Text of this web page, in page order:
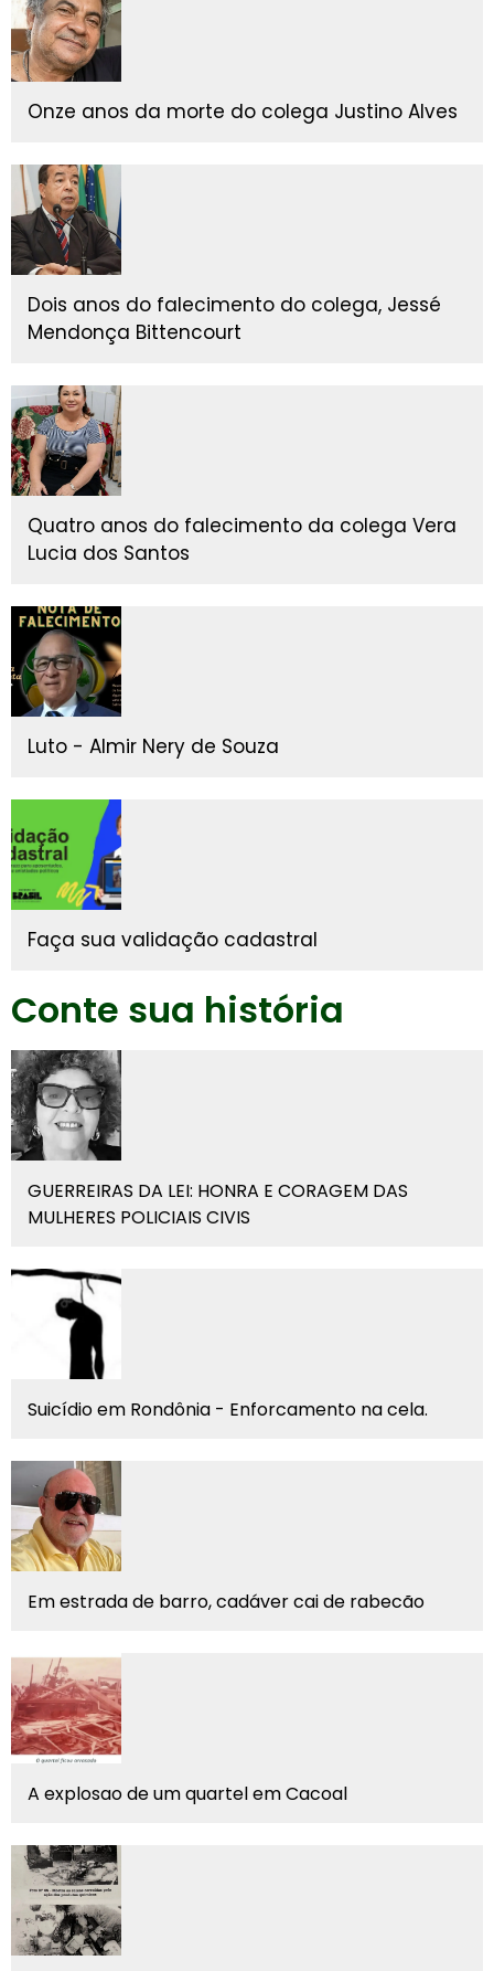
Onze anos da morte do colega Justino Alves
Dois anos do falecimento do colega, Jessé
Mendonça Bittencourt
Quatro anos do falecimento da colega Vera
Lucia dos Santos
Luto - Almir Nery de Souza
Faça sua validação cadastral
Conte sua história
GUERREIRAS DA LEI: HONRA E CORAGEM DAS
MULHERES POLICIAIS CIVIS
Suicídio em Rondônia - Enforcamento na cela.
Em estrada de barro, cadáver cai de rabecão
A explosao de um quartel em Cacoal